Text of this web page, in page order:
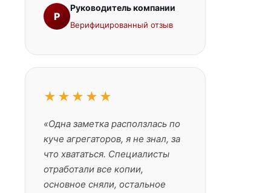
Р
Руководитель компании
Верифицированный отзыв
★★★★★
«Одна заметка расползлась по
куче агрегаторов, я не знал, за
что хвататься. Специалисты
отработали все копии,
основное сняли, остальное